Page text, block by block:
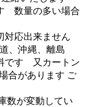
数量の多い場合
対応出来ません
、沖縄、離島
です 又カートン
合があります ご
数が変動してい